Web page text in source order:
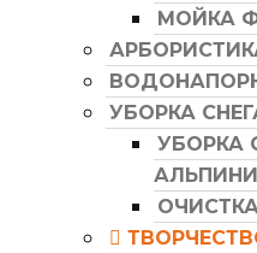
МОЙКА
УБОРКА
УБОРКА